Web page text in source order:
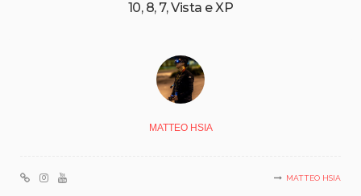
10, 8, 7, Vista e XP
MATTEO HSIA
MATTEO HSIA